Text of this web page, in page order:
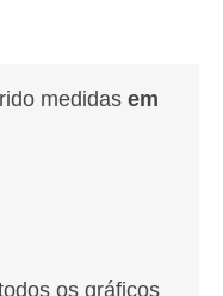
medidas em
os gráficos